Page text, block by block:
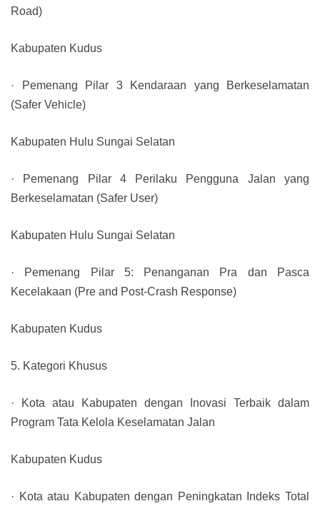
Road)
Kabupaten Kudus
· Pemenang Pilar 3 Kendaraan yang Berkeselamatan
(Safer Vehicle)
Kabupaten Hulu Sungai Selatan
· Pemenang Pilar 4 Perilaku Pengguna Jalan yang
Berkeselamatan (Safer User)
Kabupaten Hulu Sungai Selatan
· Pemenang Pilar 5: Penanganan Pra dan Pasca
Kecelakaan (Pre and Post-Crash Response)
Kabupaten Kudus
5. Kategori Khusus
· Kota atau Kabupaten dengan Inovasi Terbaik dalam
Program Tata Kelola Keselamatan Jalan
Kabupaten Kudus
· Kota atau Kabupaten dengan Peningkatan Indeks Total